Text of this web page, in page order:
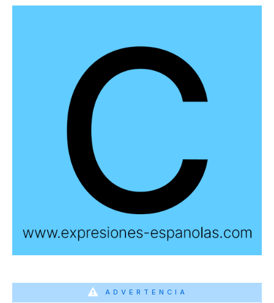
ADVERTENCIA